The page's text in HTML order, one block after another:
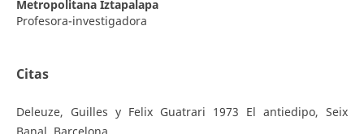
Metropolitana Iztapalapa
Profesora-investigadora
Citas
Deleuze, Guilles y Felix Guatrari 1973 El antiedipo, Seix